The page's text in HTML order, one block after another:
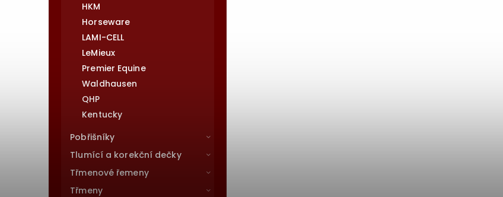
HKM
Horseware
LAMI-CELL
LeMieux
Premier Equine
Waldhausen
QHP
Kentucky
Pobřišníky
Tlumící a korekční dečky
Třmenové řemeny
Třmeny